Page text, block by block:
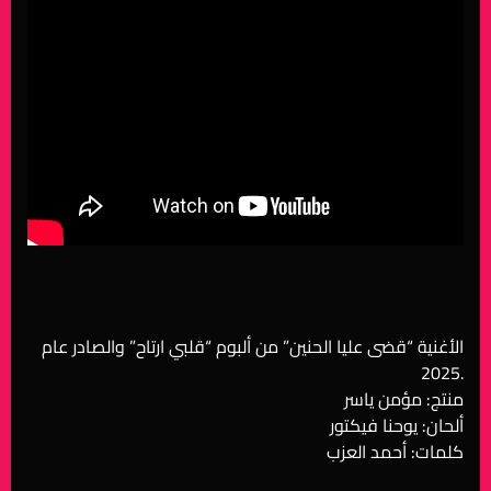
الأغنية “قضى عليا الحنين” من ألبوم “قلبي ارتاح” والصادر عام
2025.
منتج: مؤمن ياسر
ألحان: يوحنا فيكتور
كلمات: أحمد العزب